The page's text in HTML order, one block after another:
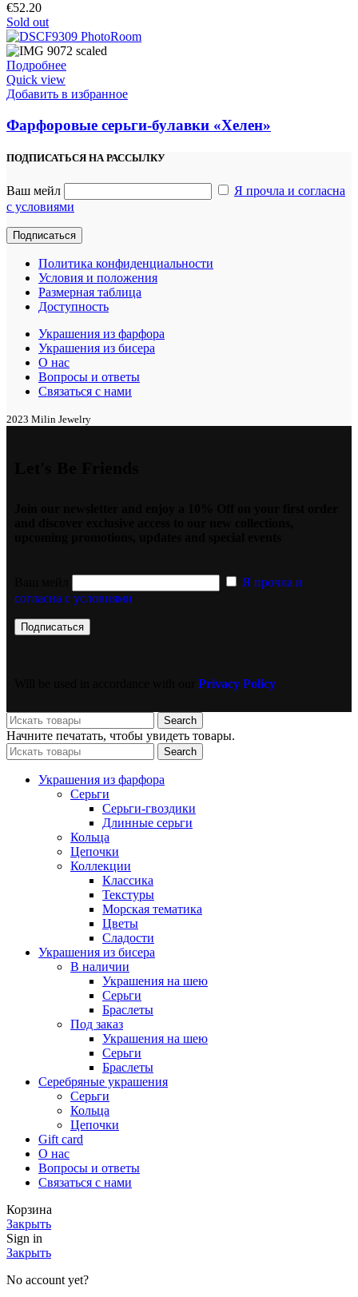
€52.20
Sold out
Подробнее
Quick view
Добавить в избранное
Фарфоровые серьги-булавки «Хелен»
ПОДПИСАТЬСЯ НА РАССЫЛКУ
Ваш мейл
Я прочла и согласна
с условиями
Политика конфиденциальности
Условия и положения
Размерная таблица
Доступность
Украшения из фарфора
Украшения из бисера
О нас
Вопросы и ответы
Связаться с нами
2023 Milin Jewelry
Я прочла и
согласна с условиями
Privacy Policy
Search
Начните печатать, чтобы увидеть товары.
Search
Украшения из фарфора
Серьги
Серьги-гвоздики
Длинные серьги
Кольца
Цепочки
Коллекции
Классика
Текстуры
Морская тематика
Цветы
Сладости
Украшения из бисера
В наличии
Украшения на шею
Серьги
Браслеты
Под заказ
Украшения на шею
Серьги
Браслеты
Серебряные украшения
Серьги
Кольца
Цепочки
Gift card
О нас
Вопросы и ответы
Связаться с нами
Корзина
Закрыть
Sign in
Закрыть
No account yet?